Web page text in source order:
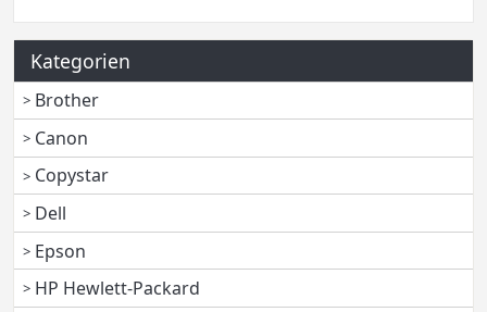
Kategorien
Brother
Canon
Copystar
Dell
Epson
HP Hewlett-Packard